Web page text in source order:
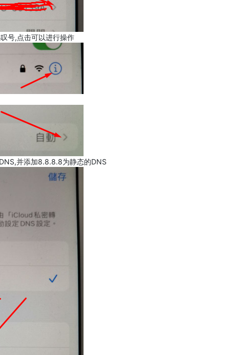
号,点击可以进行操作
并添加8.8.8.8为静态的DNS